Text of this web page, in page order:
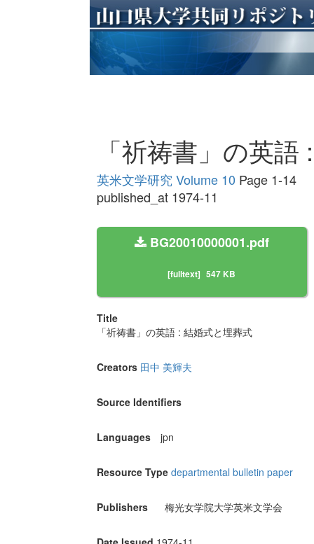
「祈祷書」の英
英米文学研究 Volume 10 Page 1-14
published_at 1974-11
BG20010000001.pdf
[fulltext] 547 KB
Title
「祈祷書」の英語 : 結婚式と埋葬式
Creators 田中 美輝夫
Source Identifiers
Languages jpn
Resource Type departmental bulletin paper
Publishers 梅光女学院大学英米文学会